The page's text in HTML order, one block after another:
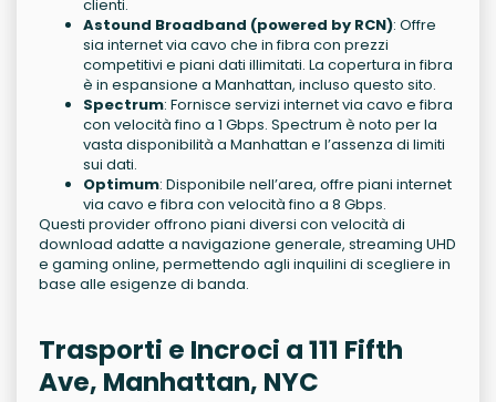
clienti.
Astound Broadband (powered by RCN): Offre
sia internet via cavo che in fibra con prezzi
competitivi e piani dati illimitati. La copertura in fibra
è in espansione a Manhattan, incluso questo sito.
Spectrum: Fornisce servizi internet via cavo e fibra
con velocità fino a 1 Gbps. Spectrum è noto per la
vasta disponibilità a Manhattan e l’assenza di limiti
sui dati.
Optimum: Disponibile nell’area, offre piani internet
via cavo e fibra con velocità fino a 8 Gbps.
Questi provider offrono piani diversi con velocità di
download adatte a navigazione generale, streaming UHD
e gaming online, permettendo agli inquilini di scegliere in
base alle esigenze di banda.
Trasporti e Incroci a 111 Fifth
Ave, Manhattan, NYC